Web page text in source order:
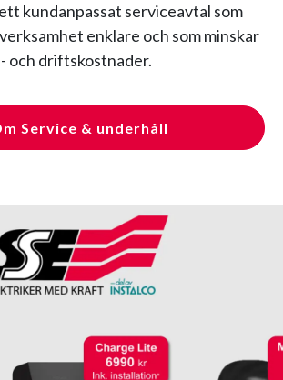
kundanpassat serviceavtal som
enklare och som minskar
och driftskostnader.
Service & underhåll